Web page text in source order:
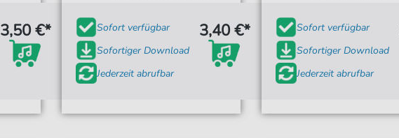
3,50 €*
Sofort verfügbar
Sofortiger Download
Jederzeit abrufbar
3,40 €*
Sofort verfügbar
Sofortiger Download
Jederzeit abrufbar